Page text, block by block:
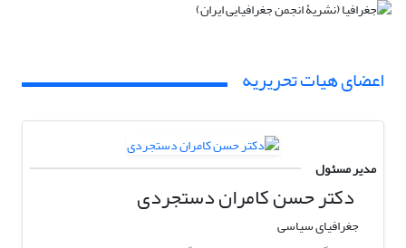
اعضای هیات تحریریه
مدیر مسئول
دکتر حسن کامران دستجردی
جغرافیای سیاسی